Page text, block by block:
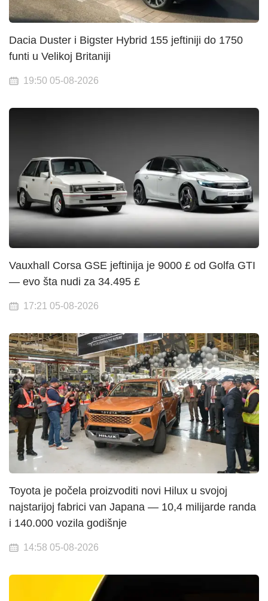
Dacia Duster i Bigster Hybrid 155 jeftiniji do 1750
funti u Velikoj Britaniji
19:50 05-08-2026
Vauxhall Corsa GSE jeftinija je 9000 £ od Golfa GTI
— evo šta nudi za 34.495 £
17:21 05-08-2026
Toyota je počela proizvoditi novi Hilux u svojoj
najstarijoj fabrici van Japana — 10,4 milijarde randa
i 140.000 vozila godišnje
14:58 05-08-2026